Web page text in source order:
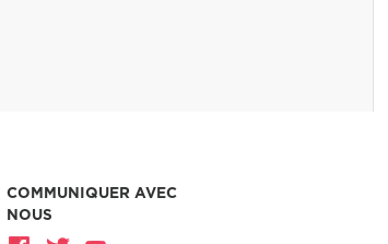
COMMUNIQUER AVEC
NOUS